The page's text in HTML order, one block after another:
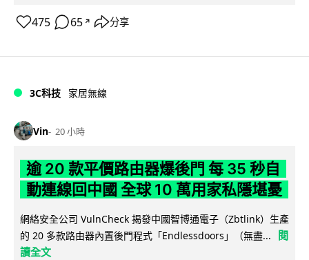
475 65 ↗ 分享
3C科技 家居無線
Vin 20 小時
逾 20 款平價路由器爆後門 每 35 秒自
動連線回中國 全球 10 萬用家私隱堪憂
網絡安全公司 VulnCheck 揭發中國智博通電子（Zbtlink）生產
的 20 多款路由器內置後門程式「Endlessdoors」（無盡...
閱
讀全文